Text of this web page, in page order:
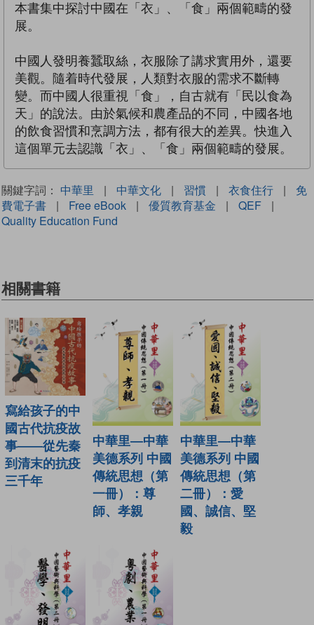
本書集中探討中國在「衣」、「食」兩個範疇的發
展。
中國人發明養蠶取絲，衣服除了講求實用外，還要
美觀。隨着時代發展，人類對衣服的需求不斷轉
變。而中國人很重視「食」，自古就有「民以食為
天」的說法。由於氣候和農產品的不同，中國各地
的飲食習慣和烹調方法，都有很大的差異。快進入
這個單元去認識「衣」、「食」兩個範疇的發展。
關鍵字詞： 中華里 | 中華文化 | 習慣 | 衣食住行 |
免
費電子書
| Free eBook | 優質教育基金 | QEF
|
Quality Education Fund
相關書籍
寫給孩子的中
國古代抗疫故
事——從先秦
到清末的抗疫
三千年
中華里—中華
美德系列 中國
傳統思想（第
一冊）：尊
師、孝親
中華里—中華
美德系列 中國
傳統思想（第
二冊）：愛
國、誠信、堅
毅